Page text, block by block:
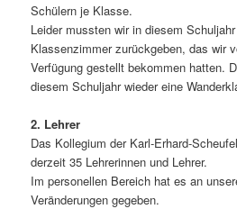
Schülern je Klasse.
Leider mussten wir in diesem
Klassenzimmer zurückgeben, das wir
Verfügung gestellt bekommen hatten.
diesem Schuljahr wieder eine
2. Lehrer
Das Kollegium der Karl-Erhard-
derzeit 35 Lehrerinnen und Lehrer.
Im personellen Bereich hat es an
Veränderungen gegeben.